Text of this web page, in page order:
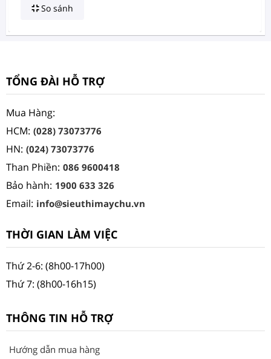
So sánh
TỔNG ĐÀI HỖ TRỢ
Mua Hàng:
HCM: (028) 73073776
HN: (024) 73073776
Than Phiền: 086 9600418
Bảo hành: 1900 633 326
Email: info@sieuthimaychu.vn
THỜI GIAN LÀM VIỆC
Thứ 2-6: (8h00-17h00)
Thứ 7: (8h00-16h15)
THÔNG TIN HỖ TRỢ
Hướng dẫn mua hàng